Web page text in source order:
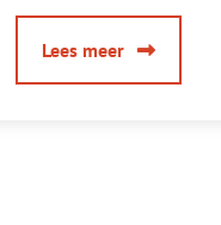
Lees meerover
Hoe